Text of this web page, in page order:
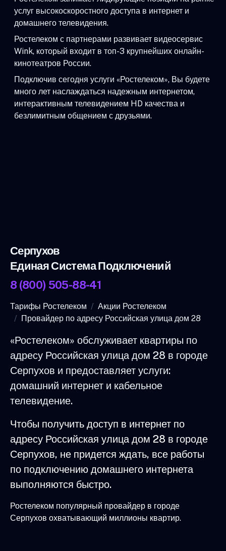
услуг высокоскоростного доступа в интернет и
домашнего телевидения.
Ростелеком с партнерами развивает видеосервис
Wink, который входит в топ-3 крупнейших онлайн-
кинотеатров России.
Подключив сегодня услуги «Ростелеком», Вы будете
много лет наслаждаться надежным интернетом,
интерактивным телевидением HD качества и
безлимитным общением с друзьями.
Серпухов
Единая Система Подключений
8 (800) 505-88-41
Тарифы Ростелеком
Акции Ростелеком
Провайдер по адресу Российская улица дом 28
«Ростелеком» обслуживает квартиры по
адресу Российская улица дом 28 в городе
Серпухов и предоставляет услуги:
домашний интернет и кабельное
телевидение.
Чтобы получить доступ в интернет по
адресу Российская улица дом 28 в городе
Серпухов, не придется ждать, все работы
по подключению домашнего интернета
выполняются быстро.
Ростелеком популярный провайдер в городе
Серпухов охватывающий миллионы квартир.